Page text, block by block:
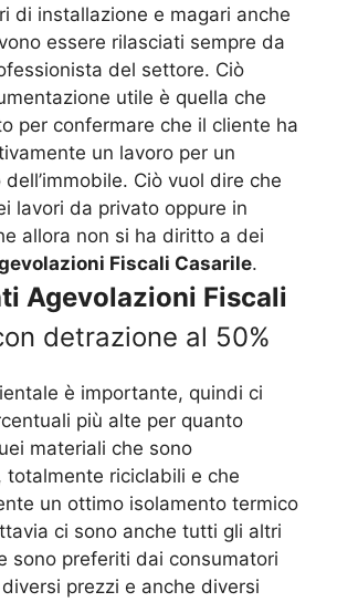
di installazione e magari anche
essere rilasciati sempre da
del settore. Ciò
utile è quella che
per confermare che il cliente ha
un lavoro per un
Ciò vuol dire che
lavori da privato oppure in
allora non si ha diritto a dei
Fiscali Casarile.
Agevolazioni Fiscali
detrazione al 50%
è importante, quindi ci
più alte per quanto
materiali che sono
totalmente riciclabili e che
un ottimo isolamento termico
ci sono anche tutti gli altri
sono preferiti dai consumatori
prezzi e anche diversi